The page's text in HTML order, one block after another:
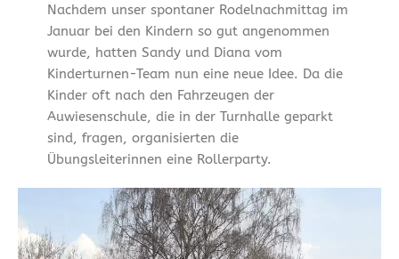
Nachdem unser spontaner Rodelnachmittag im
Januar bei den Kindern so gut angenommen
wurde, hatten Sandy und Diana vom
Kinderturnen-Team nun eine neue Idee. Da die
Kinder oft nach den Fahrzeugen der
Auwiesenschule, die in der Turnhalle geparkt
sind, fragen, organisierten die
Übungsleiterinnen eine Rollerparty.